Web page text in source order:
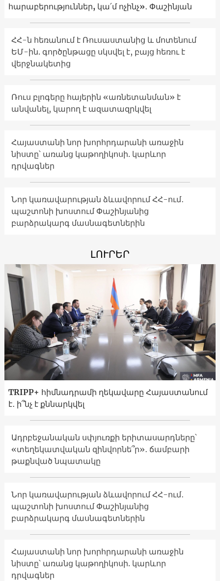
հարաբերություններ, կա՛մ ոչինչ»․ Փաշինյան
ՀՀ-ն հեռանում է Ռուսաստանից և մոտենում
ԵՄ-ին. գործընթացը սկսվել է, բայց հեռու է
վերջնակետից
Ռուս բլոգերը հայերին «առնետանման» է
անվանել, կարող է ազատազրկվել
Հայաստանի նոր խորհրդարանի առաջին
նիստը՝ առանց կաթողիկոսի. կարևոր
դրվագներ
Նոր կառավարության ձևավորում ՀՀ-ում․
պաշտոնի խոստում Փաշինյանից
բարձրակարգ մասնագետներին
ԼՈՒՐԵՐ
TRIPP+ հիմնադրամի ղեկավարը Հայաստանում
է․ ի՞նչ է քննարկվել
Ադրբեջանական սփյուռքի երիտասարդները՝
«տեղեկատվական զինվորնե՞ր»․ ճամբարի
թաքնված նպատակը
Նոր կառավարության ձևավորում ՀՀ-ում․
պաշտոնի խոստում Փաշինյանից
բարձրակարգ մասնագետներին
Հայաստանի նոր խորհրդարանի առաջին
նիստը՝ առանց կաթողիկոսի. կարևոր
դրվագներ